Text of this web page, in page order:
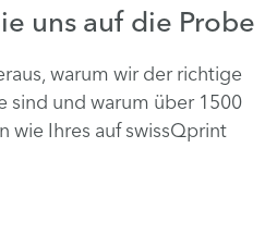
uns auf die Probe
warum wir der richtige
sind und warum über 1500
wie Ihres auf swissQprint